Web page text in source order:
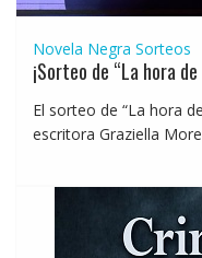
Novela Negra Sorteos
¡Sorteo de “La hora
El sorteo de “La hora
escritora Graziella